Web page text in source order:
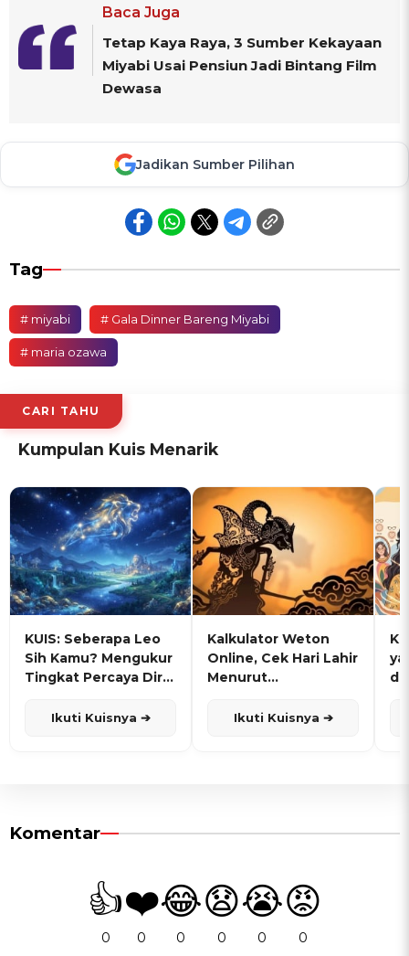
Baca Juga
Tetap Kaya Raya, 3 Sumber Kekayaan
Miyabi Usai Pensiun Jadi Bintang Film
Dewasa
Jadikan Sumber Pilihan
Tag
# miyabi # Gala Dinner Bareng Miyabi
# maria ozawa
CARI TAHU
Kumpulan Kuis Menarik
KUIS: Seberapa Leo
Sih Kamu? Mengukur
Tingkat Percaya Diri
Ikuti Kuisnya ➔
Kalkulator Weton
Online, Cek Hari Lahir
Menurut
Ikuti Kuisnya ➔
Komentar
👍
0
❤️
0
😂
0
😧
0
😭
0
😡
0